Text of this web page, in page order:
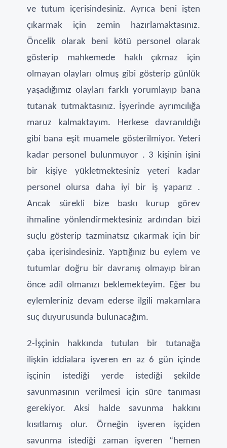
ve tutum içerisindesiniz. Ayrıca beni işten
çıkarmak için zemin hazırlamaktasınız.
Öncelik olarak beni kötü personel olarak
gösterip mahkemede haklı çıkmaz için
olmayan olayları olmuş gibi gösterip günlük
yaşadığımız olayları farklı yorumlayıp bana
tutanak tutmaktasınız. İşyerinde ayrımcılığa
maruz kalmaktayım. Herkese davranıldığı
gibi bana eşit muamele gösterilmiyor. Yeteri
kadar personel bulunmuyor . 3 kişinin işini
bir kişiye yükletmektesiniz yeteri kadar
personel olursa daha iyi bir iş yaparız .
Ancak sürekli bize baskı kurup görev
ihmaline yönlendirmektesiniz ardından bizi
suçlu gösterip tazminatsız çıkarmak için bir
çaba içerisindesiniz. Yaptığınız bu eylem ve
tutumlar doğru bir davranış olmayıp biran
önce adil olmanızı beklemekteyim. Eğer bu
eylemleriniz devam ederse ilgili makamlara
suç duyurusunda bulunacağım.
2-İşçinin hakkında tutulan bir tutanağa
ilişkin iddialara işveren en az 6 gün içinde
işçinin istediği yerde istediği şekilde
savunmasının verilmesi için süre tanıması
gerekiyor. Aksi halde savunma hakkını
kısıtlamış olur. Örneğin işveren işçiden
savunma istediği zaman işveren “hemen